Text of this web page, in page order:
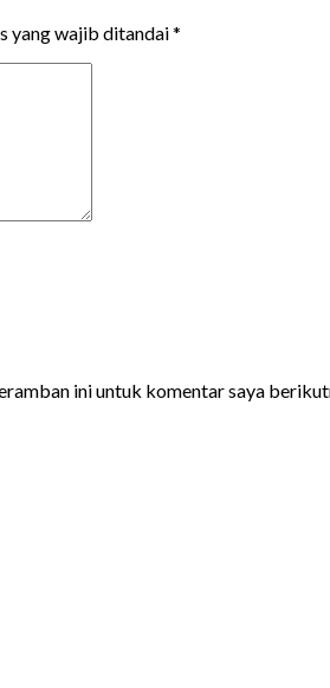
yang wajib ditandai*
ini untuk komentar saya